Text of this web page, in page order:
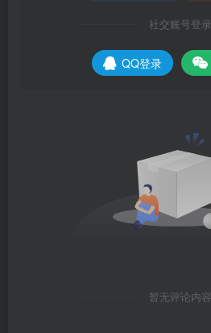
社交账号登录
QQ登录
暂无评论内容